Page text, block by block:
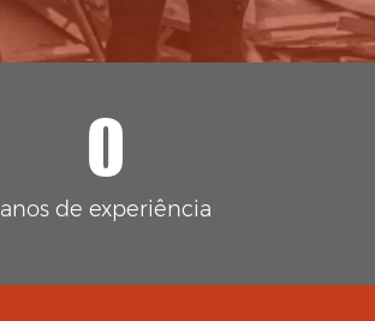
anos de experiência
0